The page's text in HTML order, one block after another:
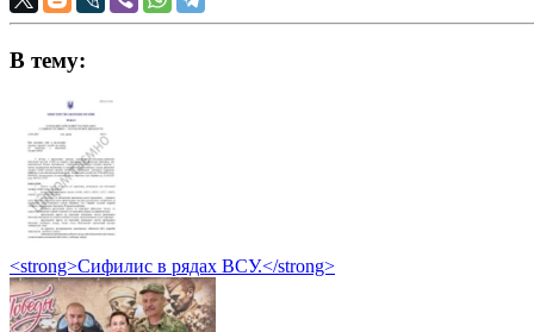
В тему:
<strong>Сифилис в рядах ВСУ.</strong>